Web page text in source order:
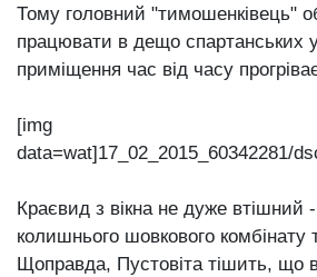
Тому головний "тимошенківець"
працювати в дещо спартанських
приміщення час від часу
[img
data=wat]17_02_2015_60342281/
Краєвид з вікна не дуже втішний
колишнього шовкового комбінату
Щоправда, Пустовіта тішить, що